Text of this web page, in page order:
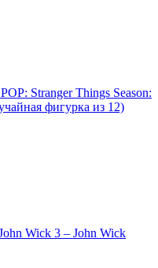
Stranger Things Season:
фигурка из 12)
Wick 3 – John Wick